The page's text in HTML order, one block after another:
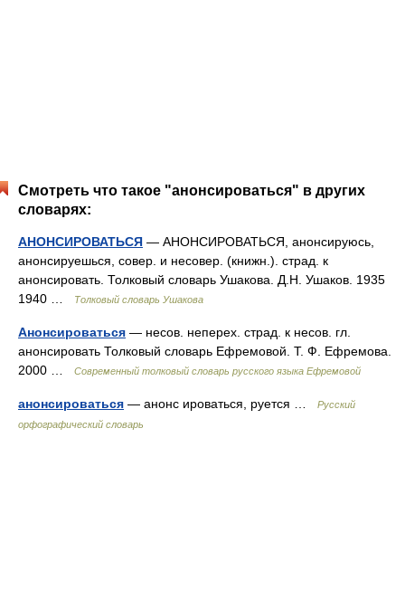
Смотреть что такое "анонсироваться" в других
словарях:
АНОНСИРОВАТЬСЯ — АНОНСИРОВАТЬСЯ, анонсируюсь,
анонсируешься, совер. и несовер. (книжн.). страд. к
анонсировать. Толковый словарь Ушакова. Д.Н. Ушаков. 1935
1940 …
Толковый словарь Ушакова
Анонсироваться — несов. неперех. страд. к несов. гл.
анонсировать Толковый словарь Ефремовой. Т. Ф. Ефремова.
2000 …
Современный толковый словарь русского языка Ефремовой
анонсироваться — анонс ироваться, руется …
Русский
орфографический словарь